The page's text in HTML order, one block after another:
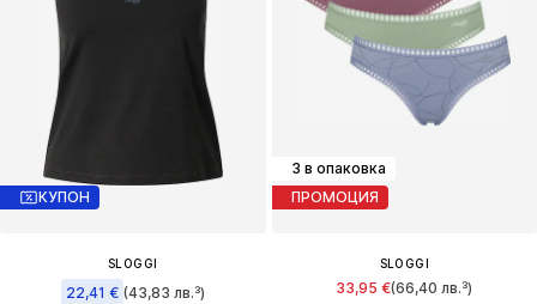
КУПОН
SLOGGI
22,41 € (43,83 лв.³)
3 в опаковка
ПРОМОЦИЯ
SLOGGI
33,95 €(66,40 лв.³)